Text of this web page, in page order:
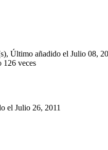
Último añadido el Julio 08,
126 veces
el Julio 26, 2011